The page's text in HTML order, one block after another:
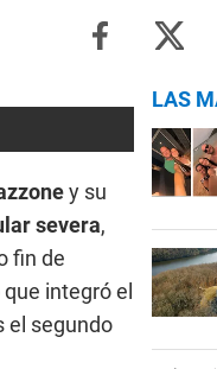
y su
severa,
fin de
integró el
el segundo
LAS